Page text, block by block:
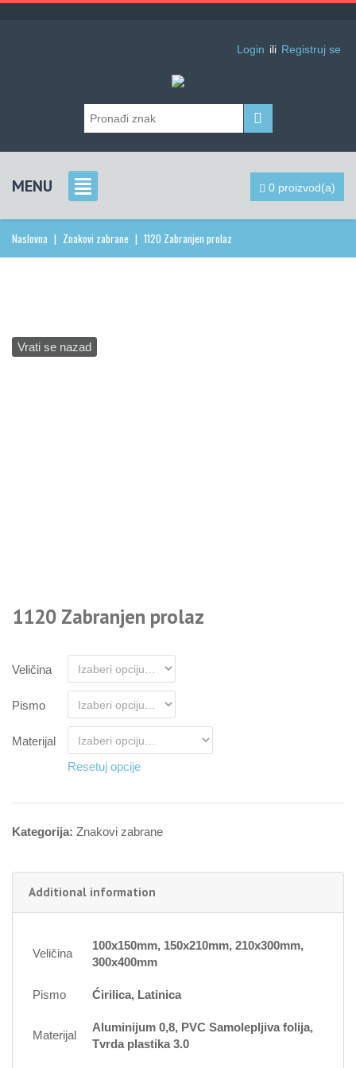
Login ili Registruj se
MENU 0 proizvod(a)
Naslovna | Znakovi zabrane | 1120 Zabranjen prolaz
Vrati se nazad
1120 Zabranjen prolaz
Veličina
Pismo
Materijal
Resetuj opcije
Kategorija: Znakovi zabrane
Additional information
Veličina
100x150mm, 150x210mm, 210x300mm,
300x400mm
Pismo Ćirilica, Latinica
Materijal
Aluminijum 0,8, PVC Samolepljiva folija,
Tvrda plastika 3.0